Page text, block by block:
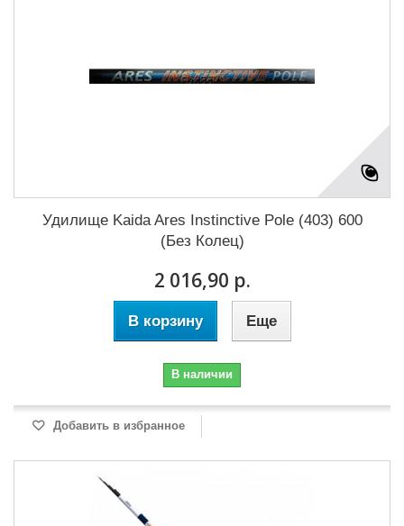
Удилище Kaida Ares Instinctive Pole (403) 600
(Без Колец)
2 016,90 р.
В корзину Еще
В наличии
Добавить в избранное